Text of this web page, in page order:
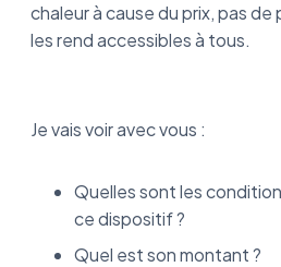
chaleur à cause du prix, pas
les rend accessibles à tous.
Je vais voir avec vous :
Quelles sont les
ce dispositif ?
Quel est son montant ?